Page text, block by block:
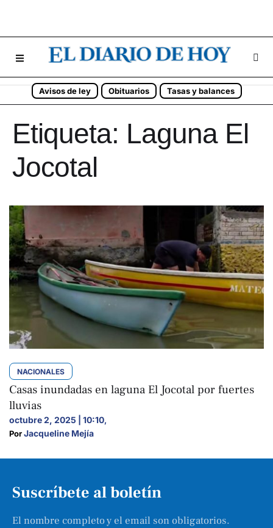
Avisos de ley Obituarios Tasas y balances
Etiqueta: Laguna El
Jocotal
NACIONALES
Casas inundadas en laguna El Jocotal por fuertes
lluvias
octubre 2, 2025 | 10:10,
Por Jacqueline Mejía
Suscríbete al boletín
El nombre completo y el email son obligatorios.